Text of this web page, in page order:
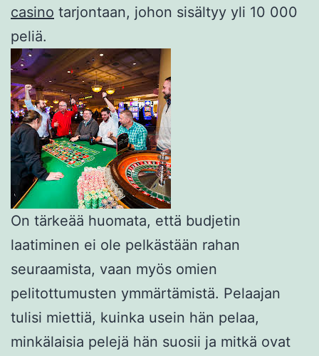
casino tarjontaan, johon sisältyy yli 10 000
peliä.
On tärkeää huomata, että budjetin
laatiminen ei ole pelkästään rahan
seuraamista, vaan myös omien
pelitottumusten ymmärtämistä. Pelaajan
tulisi miettiä, kuinka usein hän pelaa,
minkälaisia pelejä hän suosii ja mitkä ovat